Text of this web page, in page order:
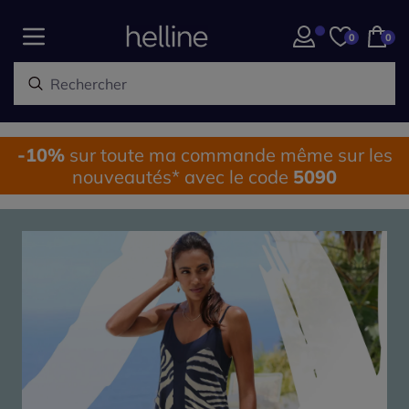
0 0
-10%sur toute ma commande même sur les
nouveautés* avec le code 5090